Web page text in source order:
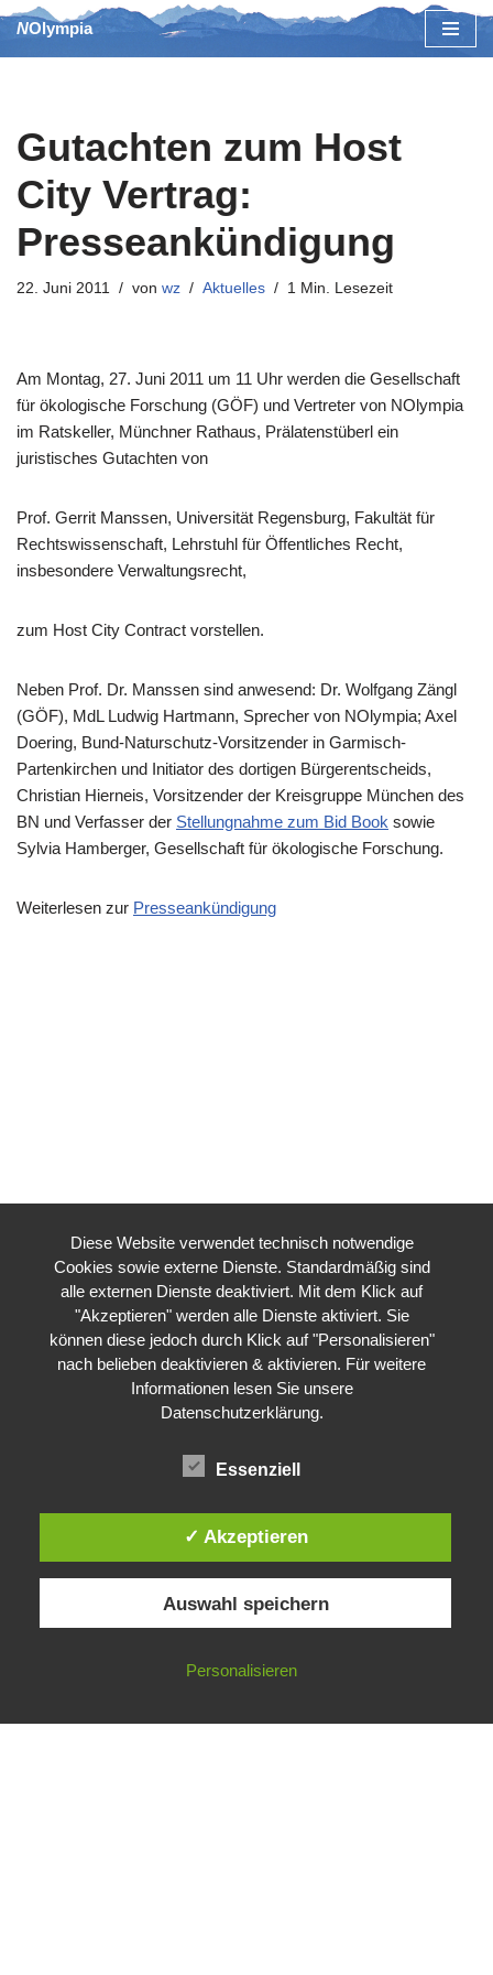
Zum
NOlympia
Gutachten zum Host
City Vertrag:
Presseankündigung
22. Juni 2011 von wz Aktuelles 1 Min. Lesezeit
Am Montag, 27. Juni 2011 um 11 Uhr werden die Gesellschaft
für ökologische Forschung (GÖF) und Vertreter von NOlympia
im Ratskeller, Münchner Rathaus, Prälatenstüberl ein
juristisches Gutachten von
Prof. Gerrit Manssen, Universität Regensburg, Fakultät für
Rechtswissenschaft, Lehrstuhl für Öffentliches Recht,
insbesondere Verwaltungsrecht,
zum Host City Contract vorstellen.
Neben Prof. Dr. Manssen sind anwesend: Dr. Wolfgang Zängl
(GÖF), MdL Ludwig Hartmann, Sprecher von NOlympia; Axel
Doering, Bund-Naturschutz-Vorsitzender in Garmisch-
Partenkirchen und Initiator des dortigen Bürgerentscheids,
Christian Hierneis, Vorsitzender der Kreisgruppe München des
BN und Verfasser der Stellungnahme zum Bid Book sowie
Sylvia Hamberger, Gesellschaft für ökologische Forschung.
Weiterlesen zur Presseankündigung
Impressum Datenschutzerklärung
Gesellschaft für ökologische Forschung e.V.
Diese Website verwendet technisch notwendige
Cookies sowie externe Dienste. Standardmäßig sind
alle externen Dienste deaktiviert. Mit dem Klick auf
"Akzeptieren" werden alle Dienste aktiviert. Sie
können diese jedoch durch Klick auf "Personalisieren"
nach belieben deaktivieren & aktivieren. Für weitere
Informationen lesen Sie unsere
Datenschutzerklärung.
Essenziell
✓ Akzeptieren
Auswahl speichern
Personalisieren